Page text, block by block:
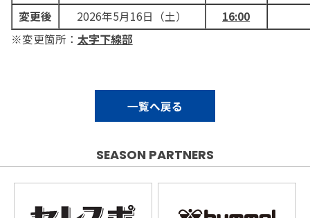
変更後
2026年5月16日（土）
16:00
※変更箇所： 太字下線部
一覧へ戻る
SEASON PARTNERS